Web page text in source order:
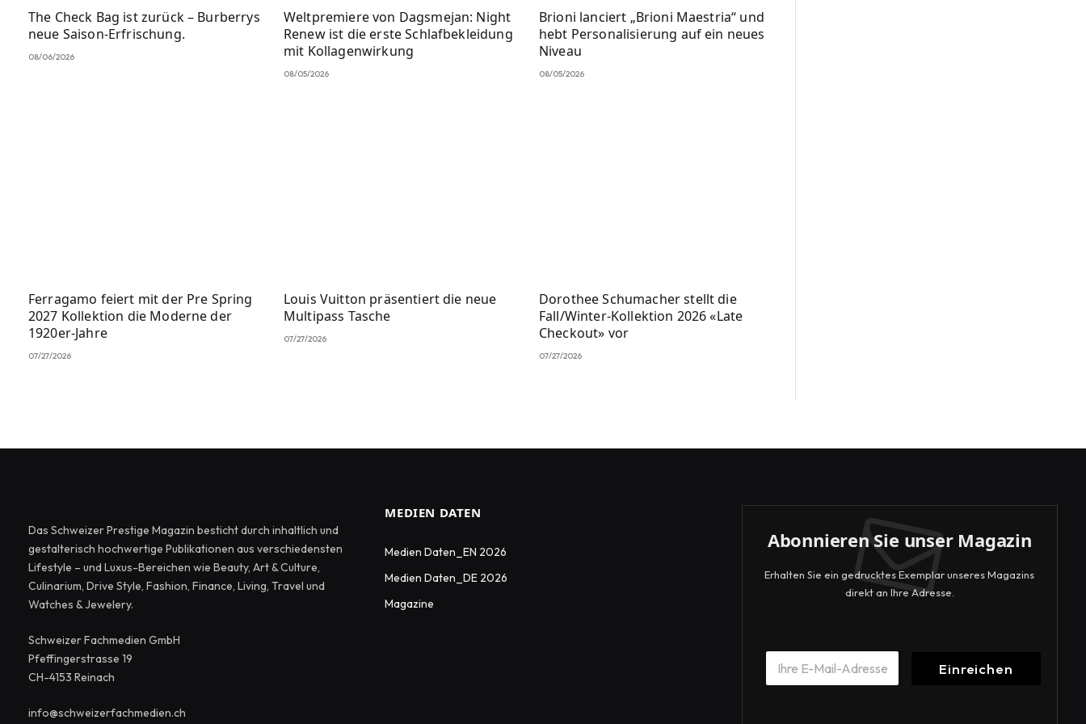
The Check Bag ist zurück – Burberrys
neue Saison-Erfrischung.
08/06/2026
Weltpremiere von Dagsmejan: Night
Renew ist die erste Schlafbekleidung
mit Kollagenwirkung
08/05/2026
Brioni lanciert „Brioni Maestria“ und
hebt Personalisierung auf ein neues
Niveau
08/05/2026
Ferragamo feiert mit der Pre Spring
2027 Kollektion die Moderne der
1920er-Jahre
07/27/2026
Louis Vuitton präsentiert die neue
Multipass Tasche
07/27/2026
Dorothee Schumacher stellt die
Fall/Winter-Kollektion 2026 «Late
Checkout» vor
07/27/2026
Das Schweizer Prestige Magazin besticht durch inhaltlich und
gestalterisch hochwertige Publikationen aus verschiedensten
Lifestyle – und Luxus-Bereichen wie Beauty, Art & Culture,
Culinarium, Drive Style, Fashion, Finance, Living, Travel und
Watches & Jewelery.
Schweizer Fachmedien GmbH
Pfeffingerstrasse 19
CH-4153 Reinach
info@schweizerfachmedien.ch
MEDIEN DATEN
Medien Daten_EN 2026
Medien Daten_DE 2026
Magazine
Abonnieren Sie unser Magazin
Erhalten Sie ein gedrucktes Exemplar unseres Magazins
direkt an Ihre Adresse.
E
a
Einreichen